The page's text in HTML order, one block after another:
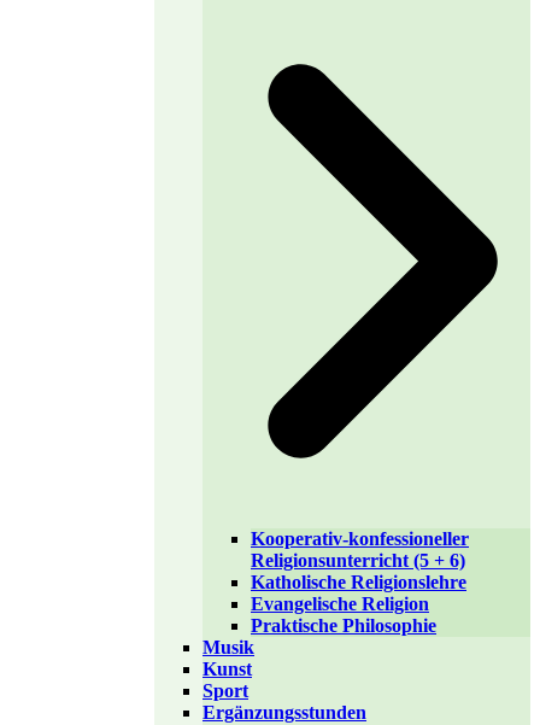
Kooperativ-konfessioneller
Religionsunterricht (5 + 6)
Katholische Religionslehre
Evangelische Religion
Praktische Philosophie
Musik
Kunst
Sport
Ergänzungsstunden